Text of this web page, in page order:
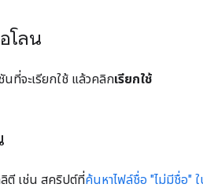
โลน
นที่จะเรียกใช้ แล้วคลิกเรียกใช้
ตี เช่น สคริปต์ที่ค้นหาไฟล์ชื่อ "ไม่มีชื่อ"